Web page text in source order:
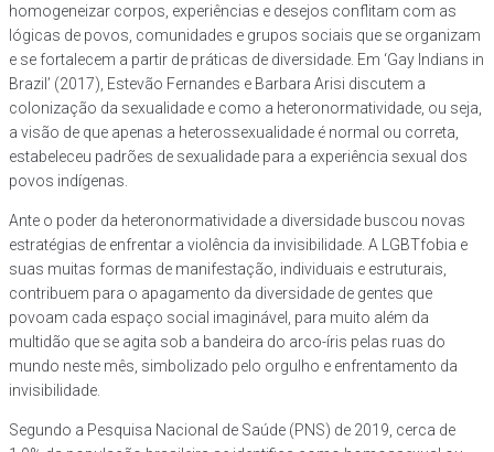
homogeneizar corpos, experiências e desejos conflitam com as
lógicas de povos, comunidades e grupos sociais que se organizam
e se fortalecem a partir de práticas de diversidade. Em ‘Gay Indians in
Brazil’ (2017), Estevão Fernandes e Barbara Arisi discutem a
colonização da sexualidade e como a heteronormatividade, ou seja,
a visão de que apenas a heterossexualidade é normal ou correta,
estabeleceu padrões de sexualidade para a experiência sexual dos
povos indígenas.
Ante o poder da heteronormatividade a diversidade buscou novas
estratégias de enfrentar a violência da invisibilidade. A LGBTfobia e
suas muitas formas de manifestação, individuais e estruturais,
contribuem para o apagamento da diversidade de gentes que
povoam cada espaço social imaginável, para muito além da
multidão que se agita sob a bandeira do arco-íris pelas ruas do
mundo neste mês, simbolizado pelo orgulho e enfrentamento da
invisibilidade.
Segundo a Pesquisa Nacional de Saúde (PNS) de 2019, cerca de